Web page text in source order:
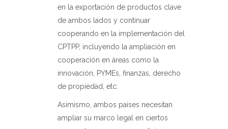
en la exportación de productos clave
de ambos lados y continuar
cooperando en la implementación del
CPTPP, incluyendo la ampliación en
cooperación en áreas como la
innovación, PYMEs, finanzas, derecho
de propiedad, etc.
Asimismo, ambos países necesitan
ampliar su marco legal en ciertos